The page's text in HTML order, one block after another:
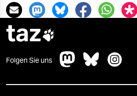
taz
Folgen Sie uns